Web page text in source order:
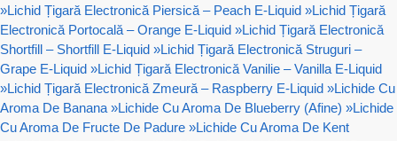
»Lichid Țigară Electronică Piersică – Peach E-Liquid »Lichid Țigară
Electronică Portocală – Orange E-Liquid »Lichid Țigară Electronică
Shortfill – Shortfill E-Liquid »Lichid Țigară Electronică Struguri –
Grape E-Liquid »Lichid Țigară Electronică Vanilie – Vanilla E-Liquid
»Lichid Țigară Electronică Zmeură – Raspberry E-Liquid »Lichide Cu
Aroma De Banana »Lichide Cu Aroma De Blueberry (Afine) »Lichide
Cu Aroma De Fructe De Padure »Lichide Cu Aroma De Kent